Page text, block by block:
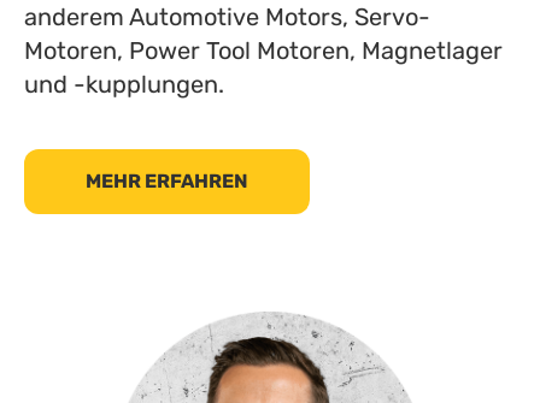
anderem Automotive Motors, Servo-
Motoren, Power Tool Motoren, Magnetlager
und -kupplungen.
MEHR ERFAHREN